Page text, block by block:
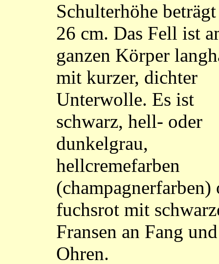
Schulterhöhe
26 cm. Das Fell ist
ganzen Körper
mit kurzer, dichter
Unterwolle. Es ist
schwarz, hell- oder
dunkelgrau,
hellcremefarben
(champagnerfarben)
fuchsrot mit
Fransen an Fang und
Ohren.